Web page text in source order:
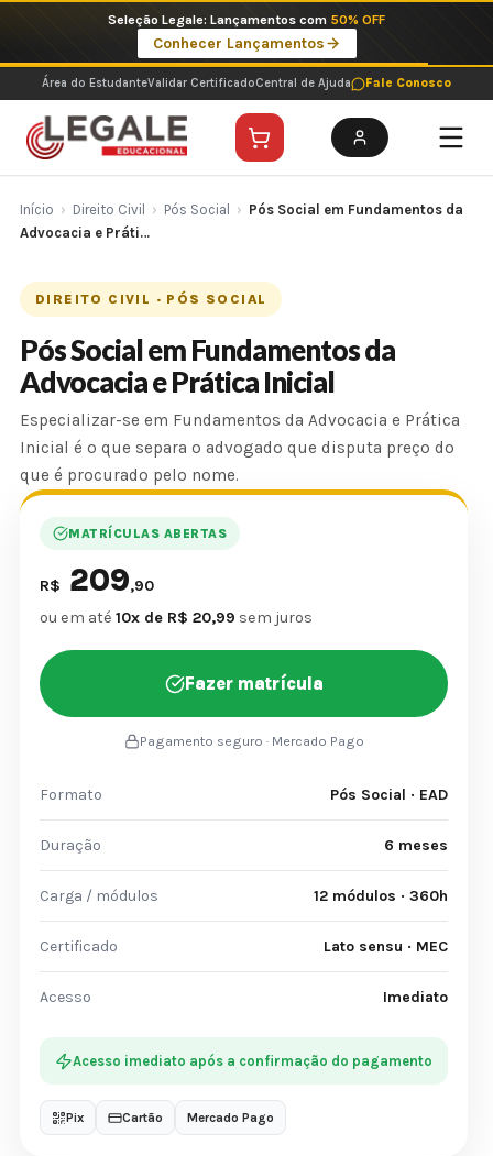
o
conteúdo
Imperdíveis no Pix: Pós Selecionadas a 199 reais no pix em parcela única
Ver ofertas
Área do EstudanteValidar CertificadoCentral de Ajuda Fale Conosco
Início › Direito Civil › Pós Social › Pós Social em Fundamentos da
Advocacia e Práti…
DIREITO CIVIL · PÓS SOCIAL
Pós Social em Fundamentos da
Advocacia e Prática Inicial
Especializar-se em Fundamentos da Advocacia e Prática
Inicial é o que separa o advogado que disputa preço do
que é procurado pelo nome.
MATRÍCULAS ABERTAS
R$ 209,90
ou em até 10x de R$ 20,99 sem juros
Fazer matrícula
Pagamento seguro · Mercado Pago
Formato Pós Social · EAD
Duração 6 meses
Carga / módulos 12 módulos · 360h
Certificado Lato sensu · MEC
Acesso Imediato
Acesso imediato após a confirmação do pagamento
Pix Cartão Mercado Pago